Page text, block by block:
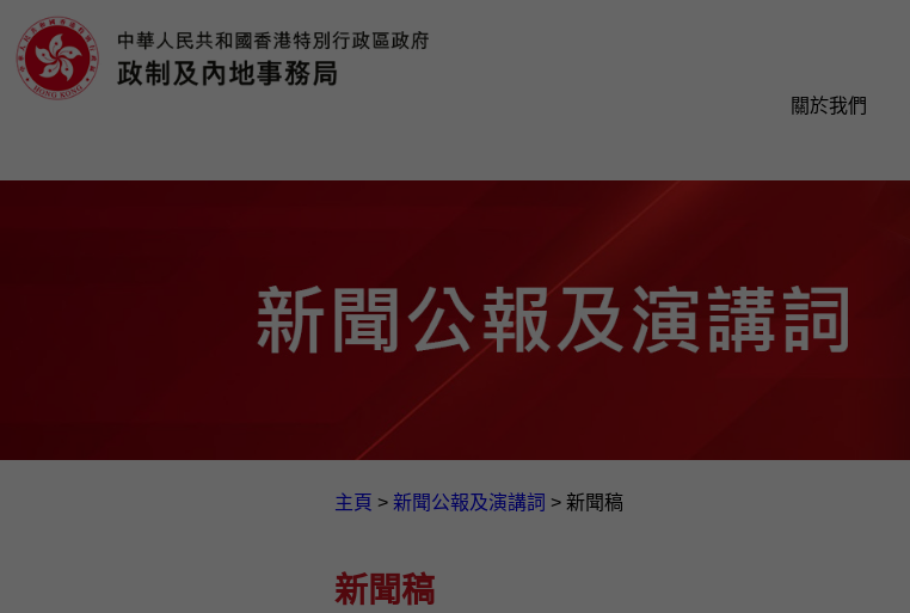
關於我們
主頁 > 新聞公報及演講詞 > 新聞稿
新聞稿